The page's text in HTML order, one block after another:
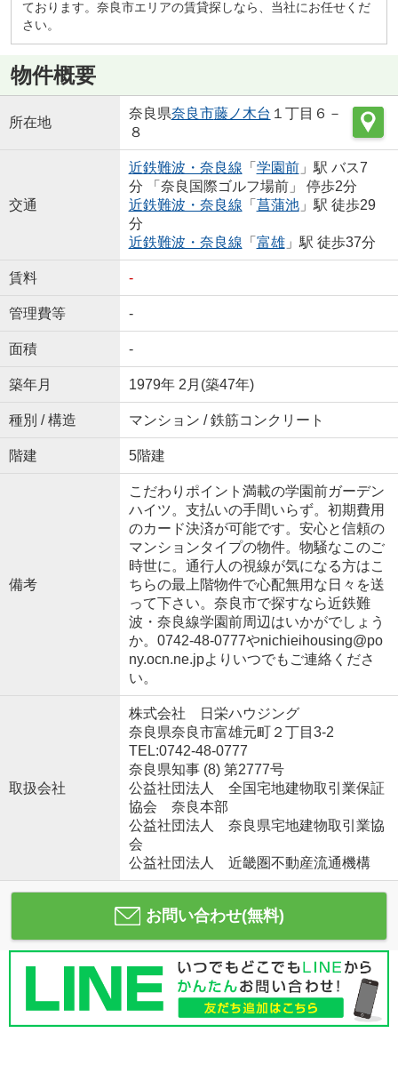
ております。奈良市エリアの賃貸探しなら、当社にお任せくだ
さい。
物件概要
所在地
奈良県奈良市藤ノ木台 １丁目６－
８
交通
近鉄難波・奈良線 「 学園前」駅 バス7
分 「奈良国際ゴルフ場前」 停歩2分
近鉄難波・奈良線 「 菖蒲池」駅 徒歩29
分
近鉄難波・奈良線 「 富雄」駅 徒歩37分
賃料 -
管理費等 -
面積 -
築年月 1979年 2月(築47年)
種別 / 構造 マンション / 鉄筋コンクリート
階建 5階建
備考
こだわりポイント満載の学園前ガーデン
ハイツ。支払いの手間いらず。初期費用
のカード決済が可能です。安心と信頼の
マンションタイプの物件。物騒なこのご
時世に。通行人の視線が気になる方はこ
ちらの最上階物件で心配無用な日々を送
って下さい。奈良市で探すなら近鉄難
波・奈良線学園前周辺はいかがでしょう
か。0742-48-0777やnichieihousing@po
ny.ocn.ne.jpよりいつでもご連絡くださ
い。
取扱会社
株式会社 日栄ハウジング
奈良県奈良市富雄元町２丁目3-2
TEL:0742-48-0777
奈良県知事 (8) 第2777号
公益社団法人 全国宅地建物取引業保証
協会 奈良本部
公益社団法人 奈良県宅地建物取引業協
会
公益社団法人 近畿圏不動産流通機構
お問い合わせ(無料)